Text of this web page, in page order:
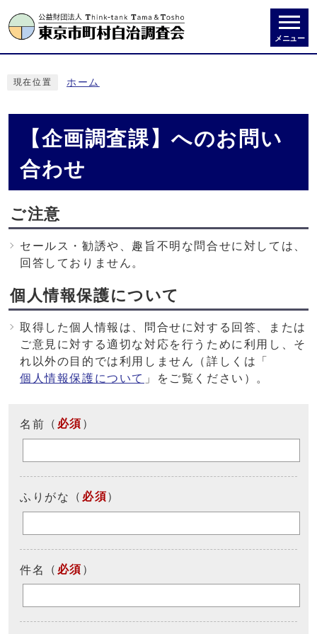
メニュー
現在位置 ホーム
【企画調査課】へのお問い
合わせ
ご注意
セールス・勧誘や、趣旨不明な問合せに対しては、
回答しておりません。
個人情報保護について
取得した個人情報は、問合せに対する回答、または
ご意見に対する適切な対応を行うために利用し、そ
れ以外の目的では利用しません（詳しくは「
個人情報保護について 」をご覧ください）。
名前 （ 必須 ）
ふりがな （ 必須）
件名 （ 必須 ）